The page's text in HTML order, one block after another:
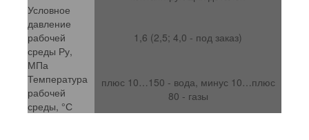
Условное
давление
рабочей
среды Ру,
МПа
1,6 (2,5; 4,0 - под заказ)
Температура
рабочей
среды, °С
плюс 10…150 - вода, минус 10…плюс
80 - газы